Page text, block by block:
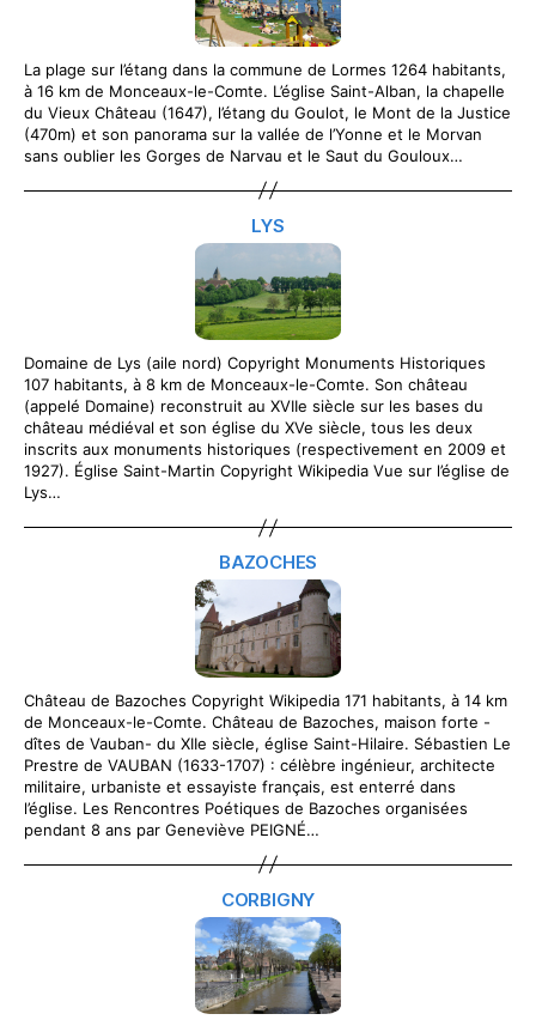
La plage sur l’étang dans la commune de Lormes 1264 habitants,
à 16 km de Monceaux-le-Comte. L’église Saint-Alban, la chapelle
du Vieux Château (1647), l’étang du Goulot, le Mont de la Justice
(470m) et son panorama sur la vallée de l’Yonne et le Morvan
sans oublier les Gorges de Narvau et le Saut du Gouloux…
LYS
Domaine de Lys (aile nord) Copyright Monuments Historiques
107 habitants, à 8 km de Monceaux-le-Comte. Son château
(appelé Domaine) reconstruit au XVIIe siècle sur les bases du
château médiéval et son église du XVe siècle, tous les deux
inscrits aux monuments historiques (respectivement en 2009 et
1927). Église Saint-Martin Copyright Wikipedia Vue sur l’église de
Lys…
BAZOCHES
Château de Bazoches Copyright Wikipedia 171 habitants, à 14 km
de Monceaux-le-Comte. Château de Bazoches, maison forte -
dîtes de Vauban- du XIIe siècle, église Saint-Hilaire. Sébastien Le
Prestre de VAUBAN (1633-1707) : célèbre ingénieur, architecte
militaire, urbaniste et essayiste français, est enterré dans
l’église. Les Rencontres Poétiques de Bazoches organisées
pendant 8 ans par Geneviève PEIGNÉ…
CORBIGNY